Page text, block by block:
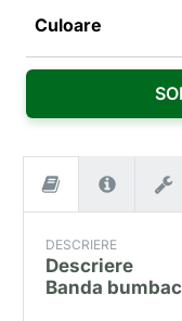
Culoare
DESCRIERE
Descriere
Banda